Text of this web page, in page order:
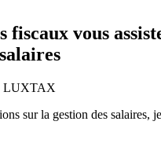
fiscaux vous
sur la gestion des salaires,